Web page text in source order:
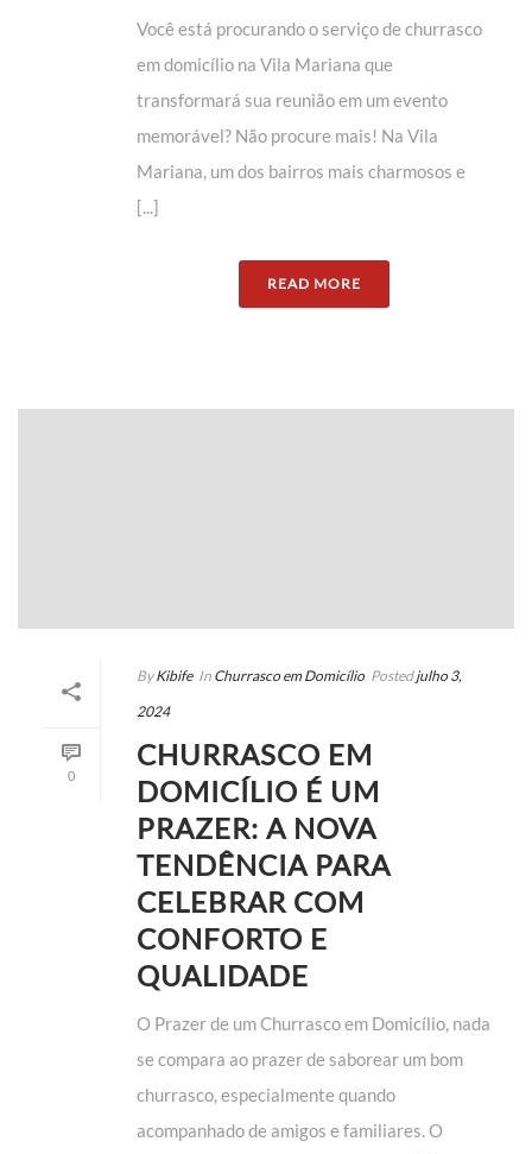
Você está procurando o serviço de churrasco
em domicílio na Vila Mariana que
transformará sua reunião em um evento
memorável? Não procure mais! Na Vila
Mariana, um dos bairros mais charmosos e
[...]
READ MORE
0
By Kibife In Churrasco em Domicílio Posted julho 3,
2024
CHURRASCO EM
DOMICÍLIO É UM
PRAZER: A NOVA
TENDÊNCIA PARA
CELEBRAR COM
CONFORTO E
QUALIDADE
O Prazer de um Churrasco em Domicílio, nada
se compara ao prazer de saborear um bom
churrasco, especialmente quando
acompanhado de amigos e familiares. O